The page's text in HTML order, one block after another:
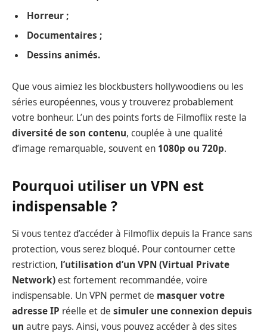
Horreur ;
Documentaires ;
Dessins animés.
Que vous aimiez les blockbusters hollywoodiens ou les
séries européennes, vous y trouverez probablement
votre bonheur. L’un des points forts de Filmoflix reste la
diversité de son contenu, couplée à une qualité
d’image remarquable, souvent en 1080p ou 720p.
Pourquoi utiliser un VPN est
indispensable ?
Si vous tentez d’accéder à Filmoflix depuis la France sans
protection, vous serez bloqué. Pour contourner cette
restriction, l’utilisation d’un VPN (Virtual Private
Network)est fortement recommandée, voire
indispensable. Un VPN permet de masquer votre
adresse IP réelle et de simuler une connexion depuis
un autre pays. Ainsi, vous pouvez accéder à des sites